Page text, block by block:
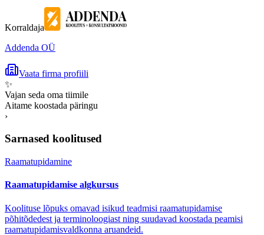
Korraldaja
Addenda OÜ
Vaata firma profiili
✨
Vajan seda oma tiimile
Aitame koostada päringu
›
Sarnased koolitused
Raamatupidamine
Raamatupidamise algkursus
Koolituse lõpuks omavad isikud teadmisi raamatupidamise
põhitõdedest ja terminoloogiast ning suudavad koostada peamisi
raamatupidamisvaldkonna aruandeid.